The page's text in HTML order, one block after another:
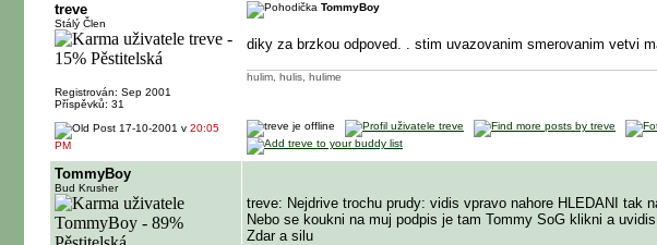
treve
Stálý Člen
Registrován: Sep 2001
Příspěvků: 31
TommyBoy
diky za brzkou odpoved. . stim uvazovanim smerovanim vetvi
hulim, hulis, hulime
17-10-2001 v 20:05
PM
TommyBoy
Bud Krusher
treve: Nejdrive trochu prudy: vidis vpravo nahore HLEDANI tak
Nebo se koukni na muj podpis je tam Tommy SoG klikni a
Zdar a silu